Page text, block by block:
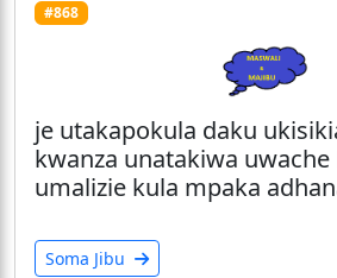
#868
je utakapokula daku
kwanza unatakiwa uwache
umalizie kula mpaka
Soma Jibu